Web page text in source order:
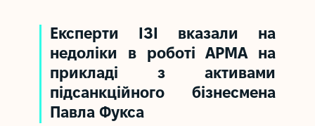
Експерти ІЗІ вказали на
недоліки в роботі АРМА на
прикладі з активами
підсанкційного бізнесмена
Павла Фукса